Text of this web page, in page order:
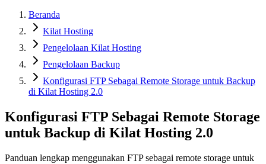
Beranda
Kilat Hosting
Pengelolaan Kilat Hosting
Pengelolaan Backup
Konfigurasi FTP Sebagai Remote Storage untuk Backup
di Kilat Hosting 2.0
Konfigurasi FTP Sebagai Remote Storage
untuk Backup di Kilat Hosting 2.0
Panduan lengkap menggunakan FTP sebagai remote storage untuk